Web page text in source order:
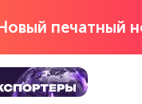
печатный